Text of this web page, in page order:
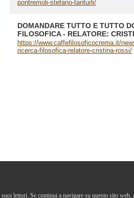
pontremoli-stefano-tanturli/
DOMANDARE TUTTO E TUTTO
FILOSOFICA - RELATORE:
https://www.caffefilosoficocrema.it/
ricerca-filosofica-relatore-cristina-rossi/
lettori. Se continui a navigare su questo sito web,